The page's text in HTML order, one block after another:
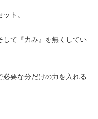
ト。
して『力み』を無くしてい
要な分だけの力を入れる